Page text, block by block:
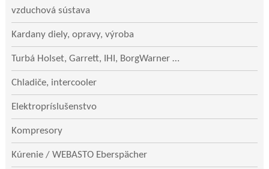
vzduchová sústava
Kardany diely, opravy, výroba
Turbá Holset, Garrett, IHI, BorgWarner …
Chladiče, intercooler
Elektropríslušenstvo
Kompresory
Kúrenie / WEBASTO Eberspächer